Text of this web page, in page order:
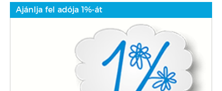
Ajánlja fel adója 1%-át